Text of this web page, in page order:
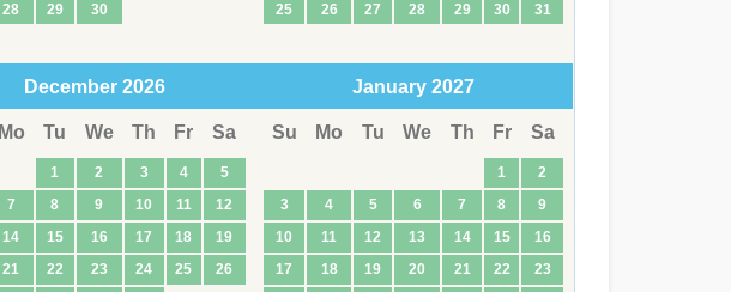
28 29 30
25
26 27 28 29 30 31
December 2026
Mo Tu We Th Fr Sa
1 2 3 4
5
7 8 9 10 11
12
14 15 16 17 18
19
21 22 23 24 25
26
January 2027
Su Mo Tu We Th Fr Sa
1
2
3
4 5 6 7 8
9
10
11 12 13 14 15
16
17
18 19 20 21 22
23